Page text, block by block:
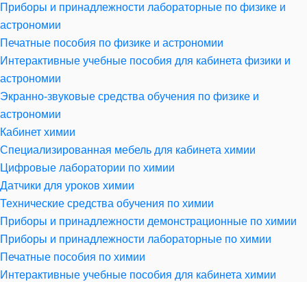
Приборы и принадлежности лабораторные по физике и
астрономии
Печатные пособия по физике и астрономии
Интерактивные учебные пособия для кабинета физики и
астрономии
Экранно-звуковые средства обучения по физике и
астрономии
Кабинет химии
Специализированная мебель для кабинета химии
Цифровые лаборатории по химии
Датчики для уроков химии
Технические средства обучения по химии
Приборы и принадлежности демонстрационные по химии
Приборы и принадлежности лабораторные по химии
Печатные пособия по химии
Интерактивные учебные пособия для кабинета химии